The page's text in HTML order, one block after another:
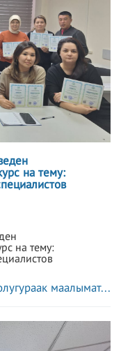
на тему:
на тему:
маалымат...